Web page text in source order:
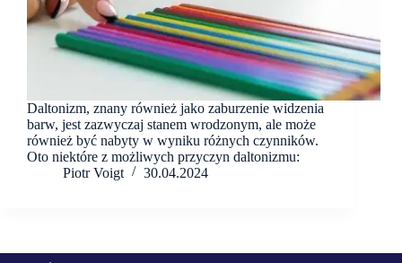
Daltonizm, znany również jako zaburzenie widzenia
barw, jest zazwyczaj stanem wrodzonym, ale może
również być nabyty w wyniku różnych czynników.
Oto niektóre z możliwych przyczyn daltonizmu:
Piotr Voigt
30.04.2024